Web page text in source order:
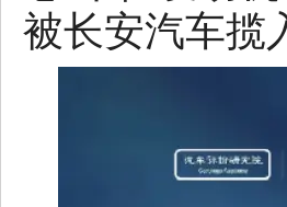
被长安汽车揽